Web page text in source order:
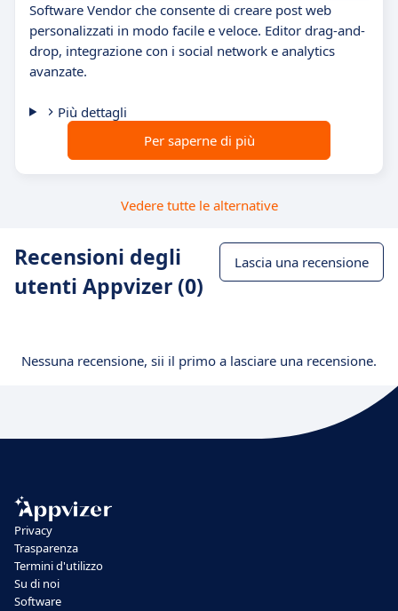
Software Vendor che consente di creare post web
personalizzati in modo facile e veloce. Editor drag-and-
drop, integrazione con i social network e analytics
avanzate.
Più dettagli
Per saperne di più
Vedere tutte le alternative
Recensioni degli
utenti Appvizer (0)
Lascia una recensione
Nessuna recensione, sii il primo a lasciare una recensione.
Privacy
Trasparenza
Termini d'utilizzo
Su di noi
Software